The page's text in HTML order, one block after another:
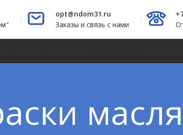
opt@ndom31.ru
Заказы и связь с нами